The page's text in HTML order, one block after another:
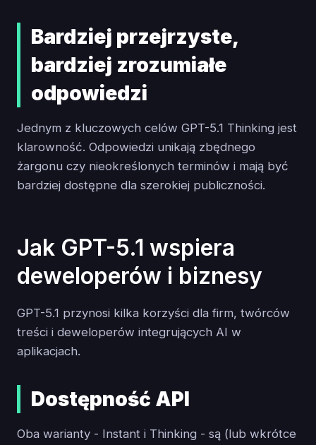
Bardziej przejrzyste,
bardziej zrozumiałe
odpowiedzi
Jednym z kluczowych celów GPT-5.1 Thinking jest
klarowność. Odpowiedzi unikają zbędnego
żargonu czy nieokreślonych terminów i mają być
bardziej dostępne dla szerokiej publiczności.
Jak GPT-5.1 wspiera
deweloperów i biznesy
GPT-5.1 przynosi kilka korzyści dla firm, twórców
treści i deweloperów integrujących AI w
aplikacjach.
Dostępność API
Oba warianty - Instant i Thinking - są (lub wkrótce